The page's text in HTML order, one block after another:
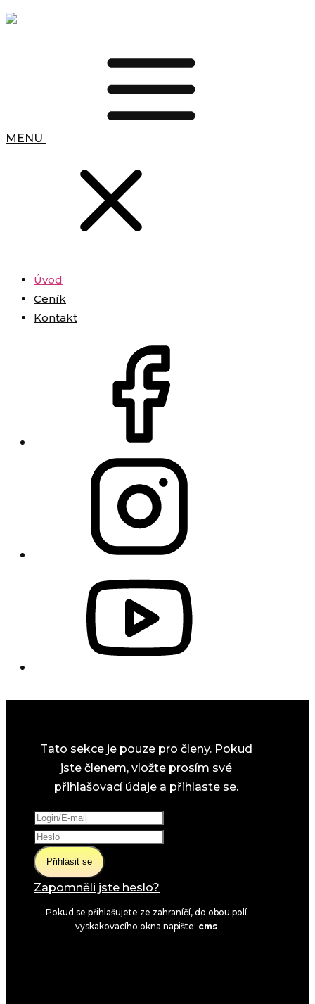
MENU
Úvod
Ceník
Kontakt
Tato sekce je pouze pro členy. Pokud
jste členem, vložte prosím své
přihlašovací údaje a přihlaste se.
Přihlásit se
Zapomněli jste heslo?
Pokud se přihlašujete ze zahraníčí, do obou polí
vyskakovacího okna napište: cms